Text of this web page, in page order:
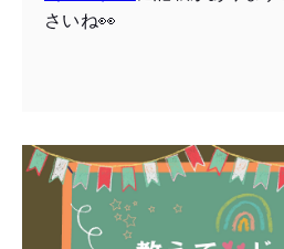
さいね👀